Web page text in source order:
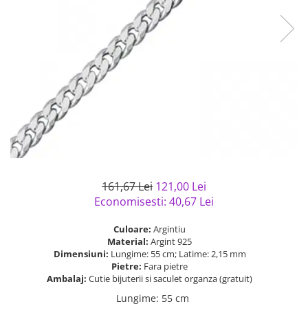
Bijuterii argint placat cu aur
Bijuterii argint cu diverse
Bijuterii argint cu murano
Bijuterii gotice si rock
Bijuterii Handmade
Bijuterii fantezie
Casete si cutii de bijuterii
Bijuterii tungsten
Accesorii Piele
Solutii si lavete de curatare
161,67 Lei 121,00 Lei
Economisesti: 40,67 Lei
Culoare: Argintiu
Material: Argint 925
Dimensiuni: Lungime: 55 cm; Latime: 2,15 mm
Pietre: Fara pietre
Ambalaj: Cutie bijuterii si saculet organza (gratuit)
Lungime: 55 cm